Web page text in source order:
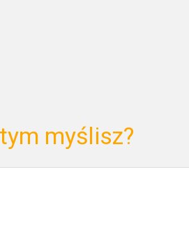
myślisz?